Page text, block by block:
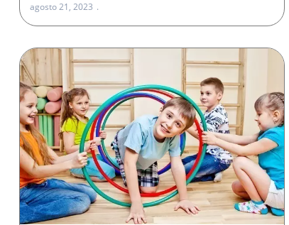
agosto 21, 2023